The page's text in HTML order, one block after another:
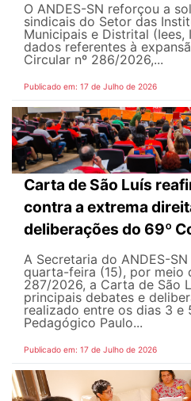
O ANDES-SN reforçou a
sindicais do Setor das
Municipais e Distrital (Iees,
dados referentes à
Circular nº 286/2026,...
Publicado em: 17 de Julho de 2026
Carta de São Luís
contra a extrema
deliberações do 69º
A Secretaria do ANDES-
quarta-feira (15), por meio
287/2026, a Carta de São
principais debates e
realizado entre os dias 3 e
Pedagógico Paulo...
Publicado em: 17 de Julho de 2026